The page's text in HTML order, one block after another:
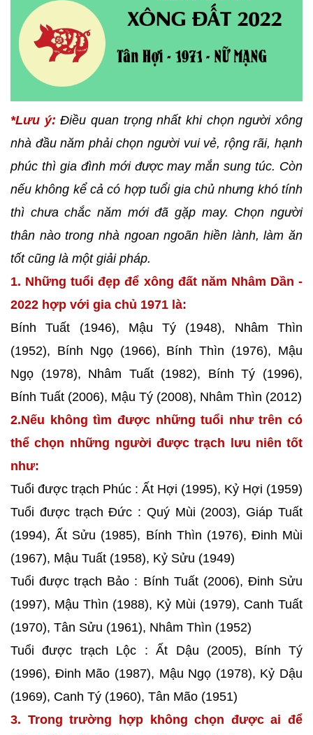
*Lưu ý: Điều quan trọng nhất khi chọn người xông
nhà đầu năm phải chọn người vui vẻ, rộng rãi, hạnh
phúc thì gia đình mới được may mắn sung túc. Còn
nếu không kể cả có hợp tuổi gia chủ nhưng khó tính
thì chưa chắc năm mới đã gặp may. Chọn người
thân nào trong nhà ngoan ngoãn hiền lành, làm ăn
tốt cũng là một giải pháp.
1. Những tuổi đẹp để xông đất năm Nhâm Dần -
2022 hợp với gia chủ 1971 là:
Bính Tuất (1946), Mậu Tý (1948), Nhâm Thìn
(1952), Bính Ngọ (1966), Bính Thìn (1976), Mậu
Ngọ (1978), Nhâm Tuất (1982), Bính Tý (1996),
Bính Tuất (2006), Mậu Tý (2008), Nhâm Thìn (2012)
2.Nếu không tìm được những tuổi như trên có
thể chọn những người được trạch lưu niên tốt
như:
Tuổi được trạch Phúc : Ất Hợi (1995), Kỷ Hợi (1959)
Tuổi được trạch Đức : Quý Mùi (2003), Giáp Tuất
(1994), Ất Sửu (1985), Bính Thìn (1976), Đinh Mùi
(1967), Mậu Tuất (1958), Kỷ Sửu (1949)
Tuổi được trạch Bảo : Bính Tuất (2006), Đinh Sửu
(1997), Mậu Thìn (1988), Kỷ Mùi (1979), Canh Tuất
(1970), Tân Sửu (1961), Nhâm Thìn (1952)
Tuổi được trạch Lộc : Ất Dậu (2005), Bính Tý
(1996), Đinh Mão (1987), Mậu Ngọ (1978), Kỷ Dậu
(1969), Canh Tý (1960), Tân Mão (1951)
3. Trong trường hợp không chọn được ai để